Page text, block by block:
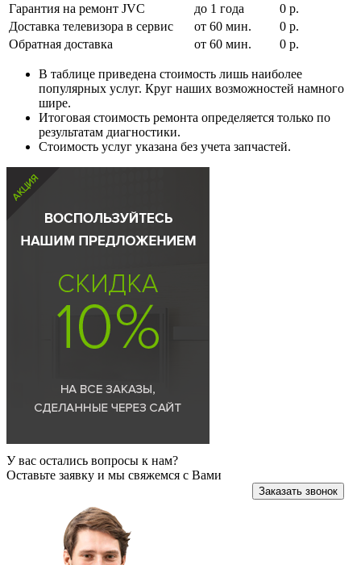
Гарантия на ремонт JVC
до 1 года
0 р.
Доставка телевизора в сервис
от 60 мин.
0 р.
Обратная доставка
от 60 мин. 0 р.
В таблице приведена стоимость лишь наиболее
популярных услуг. Круг наших возможностей намного
шире.
Итоговая стоимость ремонта определяется только по
результатам диагностики.
Стоимость услуг указана без учета запчастей.
У вас остались вопросы к нам?
Оставьте заявку и мы свяжемся с Вами
Заказать звонок